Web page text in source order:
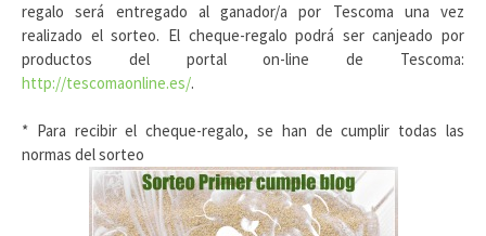
regalo será entregado al ganador/a por Tescoma una vez
realizado el sorteo. El cheque-regalo podrá ser canjeado por
productos del portal on-line de Tescoma:
http://tescomaonline.es/.
* Para recibir el cheque-regalo, se han de cumplir todas las
normas del sorteo